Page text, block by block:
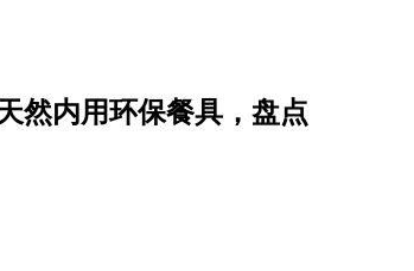
然内用环保餐具，盘点